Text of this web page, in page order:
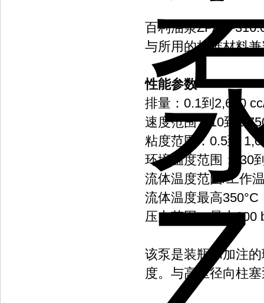
百利油泵ZPA 4-
与所用的标准材料
性能参数
排量：0.1到2,600
速度范围：10到
粘度范围：0.5到
环境温度范围：-30
流体温度范围/工作
流体温度最高350°C
压力范围：最大200
该泵是装瓶和加注
度。与高压径向柱